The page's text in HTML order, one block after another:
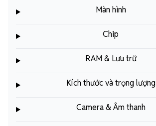
Màn hình
Chip
RAM & Lưu trữ
Kích thước và trọng lượng
Camera & Âm thanh